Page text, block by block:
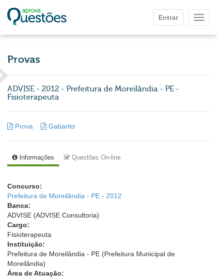
Entrar
Provas
ADVISE - 2012 - Prefeitura de Moreilândia - PE -
Fisioterapeuta
Prova Gabarito
Informações Questões On-line
Concurso:
Prefeitura de Moreilândia - PE - 2012
Banca:
ADVISE (ADVISE Consultoria)
Cargo:
Fisioterapeuta
Instituição:
Prefeitura de Moreilândia - PE (Prefeitura Municipal de
Moreilândia)
Área de Atuação: